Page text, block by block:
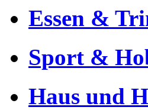
Essen &
Sport &
Haus und